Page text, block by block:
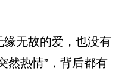
无故的爱，也没有
然热情”，背后都有